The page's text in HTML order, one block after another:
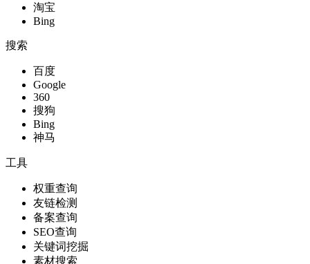
淘宝
Bing
搜索
百度
Google
360
搜狗
Bing
神马
工具
权重查询
友链检测
备案查询
SEO查询
关键词挖掘
素材搜索